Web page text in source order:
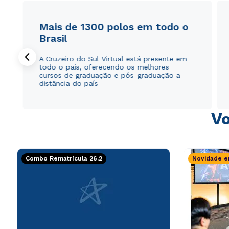
Mais de 1300 polos em todo o
Brasil
A Cruzeiro do Sul Virtual está presente em
todo o país, oferecendo os melhores
cursos de graduação e pós-graduação a
distância do país
Combo Rematrícula 26.2 Novidade